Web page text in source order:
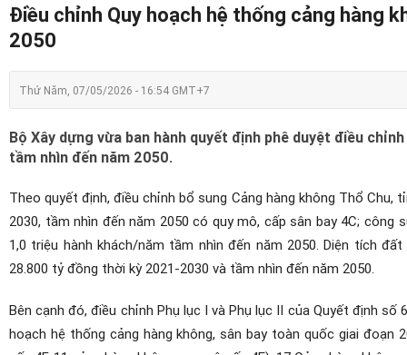
Điều chỉnh Quy hoạch hệ thống cảng hàng
2050
Thứ Năm, 07/05/2026 - 16:54 GMT+7
Bộ Xây dựng vừa ban hành quyết định phê duyệt điều
tầm nhìn đến năm 2050.
Theo quyết định, điều chỉnh bổ sung Cảng hàng không Thổ
2030, tầm nhìn đến năm 2050 có quy mô, cấp sân bay 4C;
1,0 triệu hành khách/năm tầm nhìn đến năm 2050. Diện tích
28.800 tỷ đồng thời kỳ 2021-2030 và tầm nhìn đến năm 2050.
Bên cạnh đó, điều chỉnh Phụ lục I và Phụ lục II của Quyết định
hoạch hệ thống cảng hàng không, sân bay toàn quốc giai